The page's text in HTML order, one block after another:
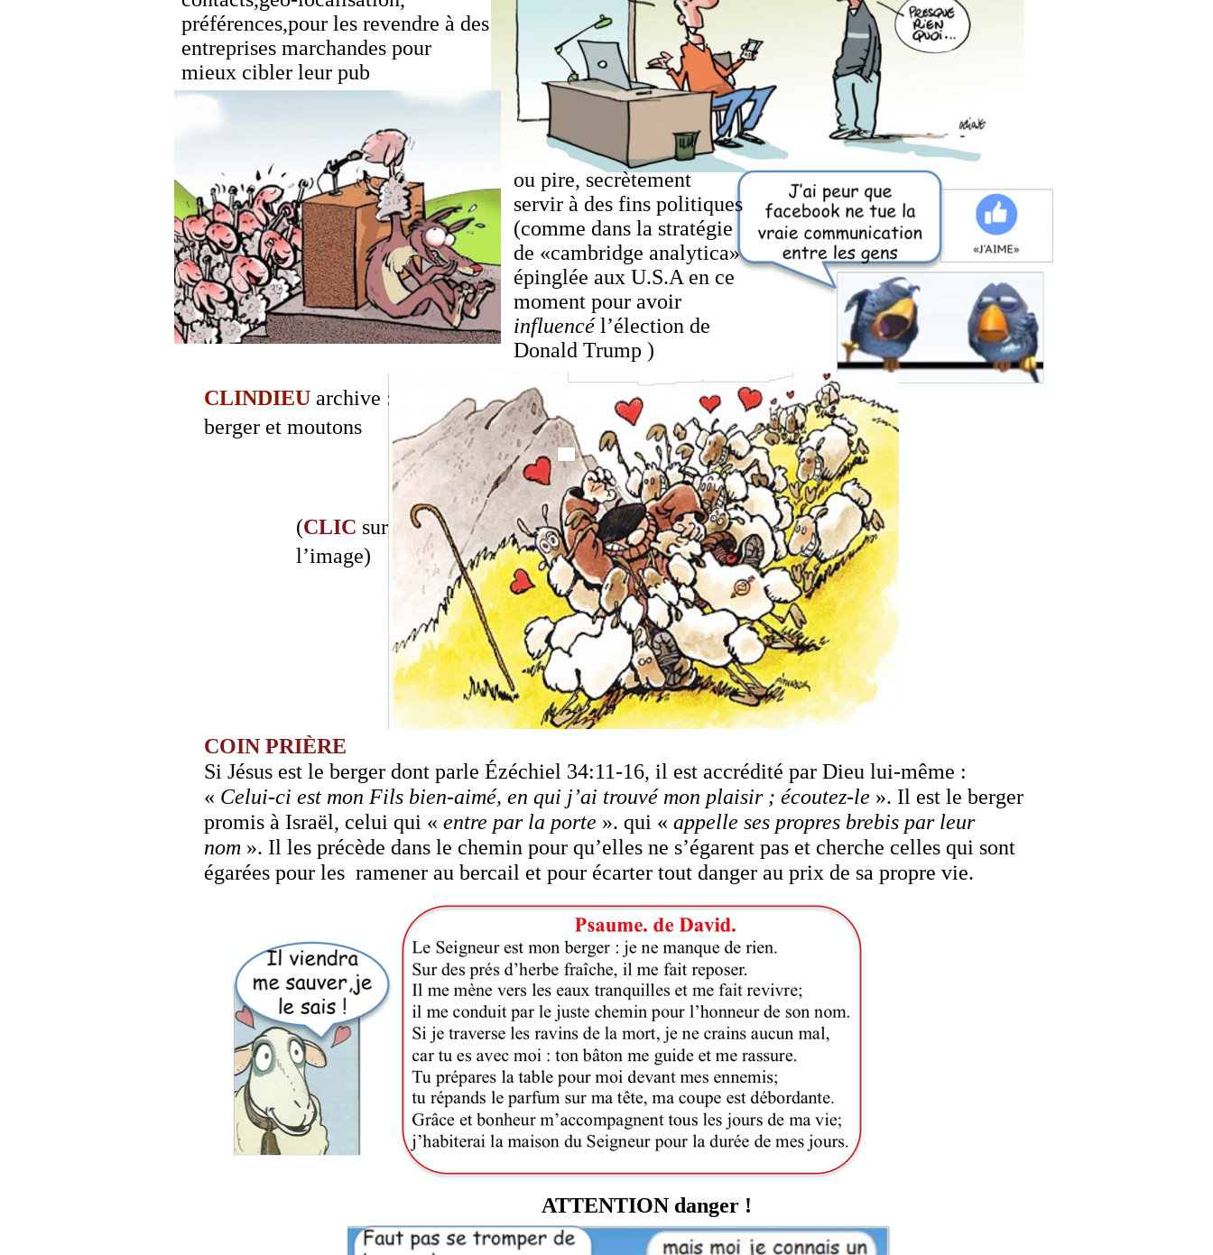
préférences,pour les revendre à des
entreprises marchandes pour
mieux cibler leur pub
ou pire, secrètement
servir à des fins politiques
(comme dans la stratégie
de «cambridge analytica»
épinglée aux U.S.A en ce
moment pour avoir
influencél’élection de
Donald Trump )
CLINDIEU archive :
berger et moutons
(CLIC sur
l’image)
COIN PRIÈRE
Si Jésus est le berger dont parle Ézéchiel 34:11-16, il est accrédité par Dieu lui-même :
« Celui-ci est mon Fils bien-aimé, en qui j’ai trouvé mon plaisir ; écoutez-le ». Il est le berger
promis à Israël, celui qui « entre par la porte ». qui « appelle ses propres brebis par leur
nom ». Il les précède dans le chemin pour qu’elles ne s’égarent pas et cherche celles qui sont
égarées pour les ramener au bercail et pour écarter tout danger au prix de sa propre vie.
ATTENTION danger !